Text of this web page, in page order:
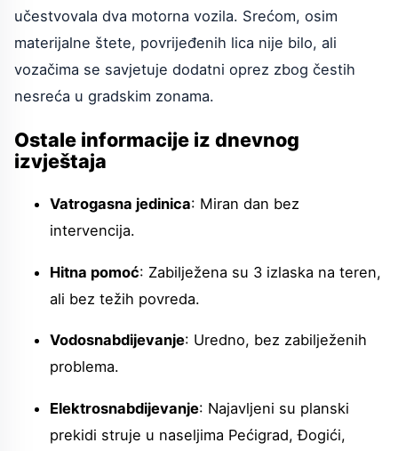
učestvovala dva motorna vozila. Srećom, osim
materijalne štete, povrijeđenih lica nije bilo, ali
vozačima se savjetuje dodatni oprez zbog čestih
nesreća u gradskim zonama.
Ostale informacije iz dnevnog
izvještaja
Vatrogasna jedinica: Miran dan bez
intervencija.
Hitna pomoć: Zabilježena su 3 izlaska na teren,
ali bez težih povreda.
Vodosnabdijevanje: Uredno, bez zabilježenih
problema.
Elektrosnabdijevanje: Najavljeni su planski
prekidi struje u naseljima Pećigrad, Đogići,